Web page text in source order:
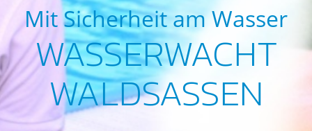
Mit Sicherheit am Wasser
WASSERWACHT
WALDSASSEN